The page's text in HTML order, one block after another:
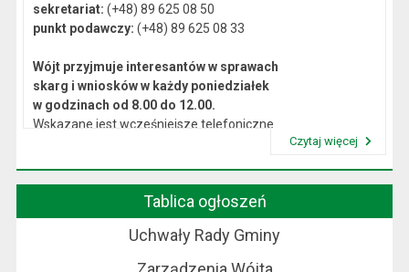
sekretariat: (+48) 89 625 08 50
punkt podawczy: (+48) 89 625 08 33
Wójt przyjmuje interesantów w sprawach
skarg i wniosków w każdy poniedziałek
w godzinach od 8.00 do 12.00.
Wskazane jest wcześniejsze telefoniczne
Czytaj więcej
Tablica ogłoszeń
Uchwały Rady Gminy